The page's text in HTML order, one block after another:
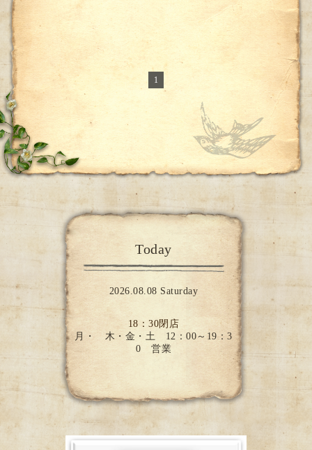
1
Today
2026.08.08 Saturday
18：30閉店
月・ 木・金・土 12：00～19：3
0 営業